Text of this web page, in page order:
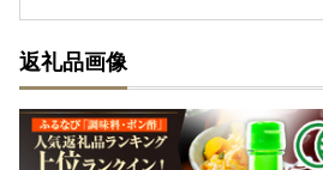
返礼品画像